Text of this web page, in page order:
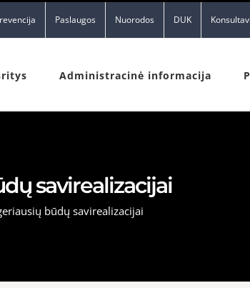
Paslaugos Nuorodos DUK
Administracinė informacija
savirealizacijai
būdų savirealizacijai